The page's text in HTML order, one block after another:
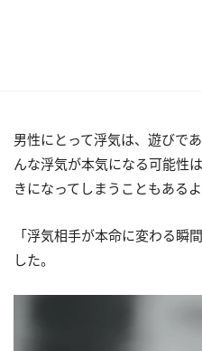
男性にとって浮気は、遊びで
んな浮気が本気になる可能性
きになってしまうこともあるよ
「浮気相手が本命に変わる瞬
した。